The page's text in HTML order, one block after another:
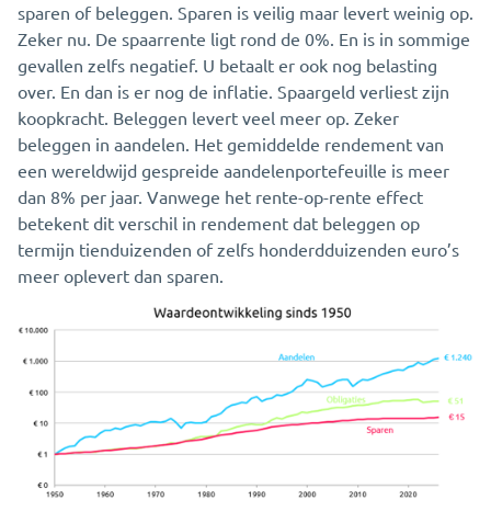
sparen of beleggen. Sparen is veilig maar levert weinig op.
Zeker nu. De spaarrente ligt rond de 0%. En is in sommige
gevallen zelfs negatief. U betaalt er ook nog belasting
over. En dan is er nog de inflatie. Spaargeld verliest zijn
koopkracht. Beleggen levert veel meer op. Zeker
beleggen in aandelen. Het gemiddelde rendement van
een wereldwijd gespreide aandelenportefeuille is meer
dan 8% per jaar. Vanwege het rente-op-rente effect
betekent dit verschil in rendement dat beleggen op
termijn tienduizenden of zelfs honderdduizenden euro’s
meer oplevert dan sparen.